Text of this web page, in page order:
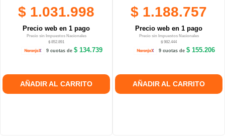
$ 1.031.998
Precio web en 1 pago
Precio sin Impuestos Nacionales
$ 852.891
9 cuotas de $ 134.739
AÑADIR AL CARRITO
$ 1.188.757
Precio web en 1 pago
Precio sin Impuestos Nacionales
$ 982.444
9 cuotas de $ 155.206
AÑADIR AL CARRITO